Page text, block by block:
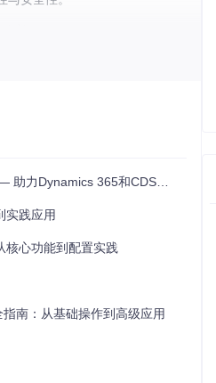
补丁。
要的API支持。
365和CDS高效定制与管理
实践应用
核心功能到配置实践
南：从基础操作到高级应用